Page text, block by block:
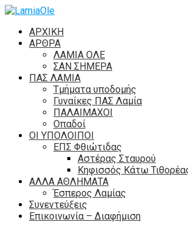
ΑΡΧΙΚΗ
ΑΡΘΡΑ
ΛΑΜΙΑ ΟΛΕ
ΣΑΝ ΣΗΜΕΡΑ
ΠΑΣ ΛΑΜΙΑ
Τμήματα υποδομής
Γυναίκες ΠΑΣ Λαμία
ΠΑΛΑΙΜΑΧΟΙ
Οπαδοί
ΟΙ ΥΠΟΛΟΙΠΟΙ
ΕΠΣ Φθιώτιδας
Αστέρας Σταυρού
Κηφισσός Κάτω
ΑΛΛΑ ΑΘΛΗΜΑΤΑ
Έσπερος Λαμίας
Συνεντεύξεις
Επικοινωνία – Διαφήμιση